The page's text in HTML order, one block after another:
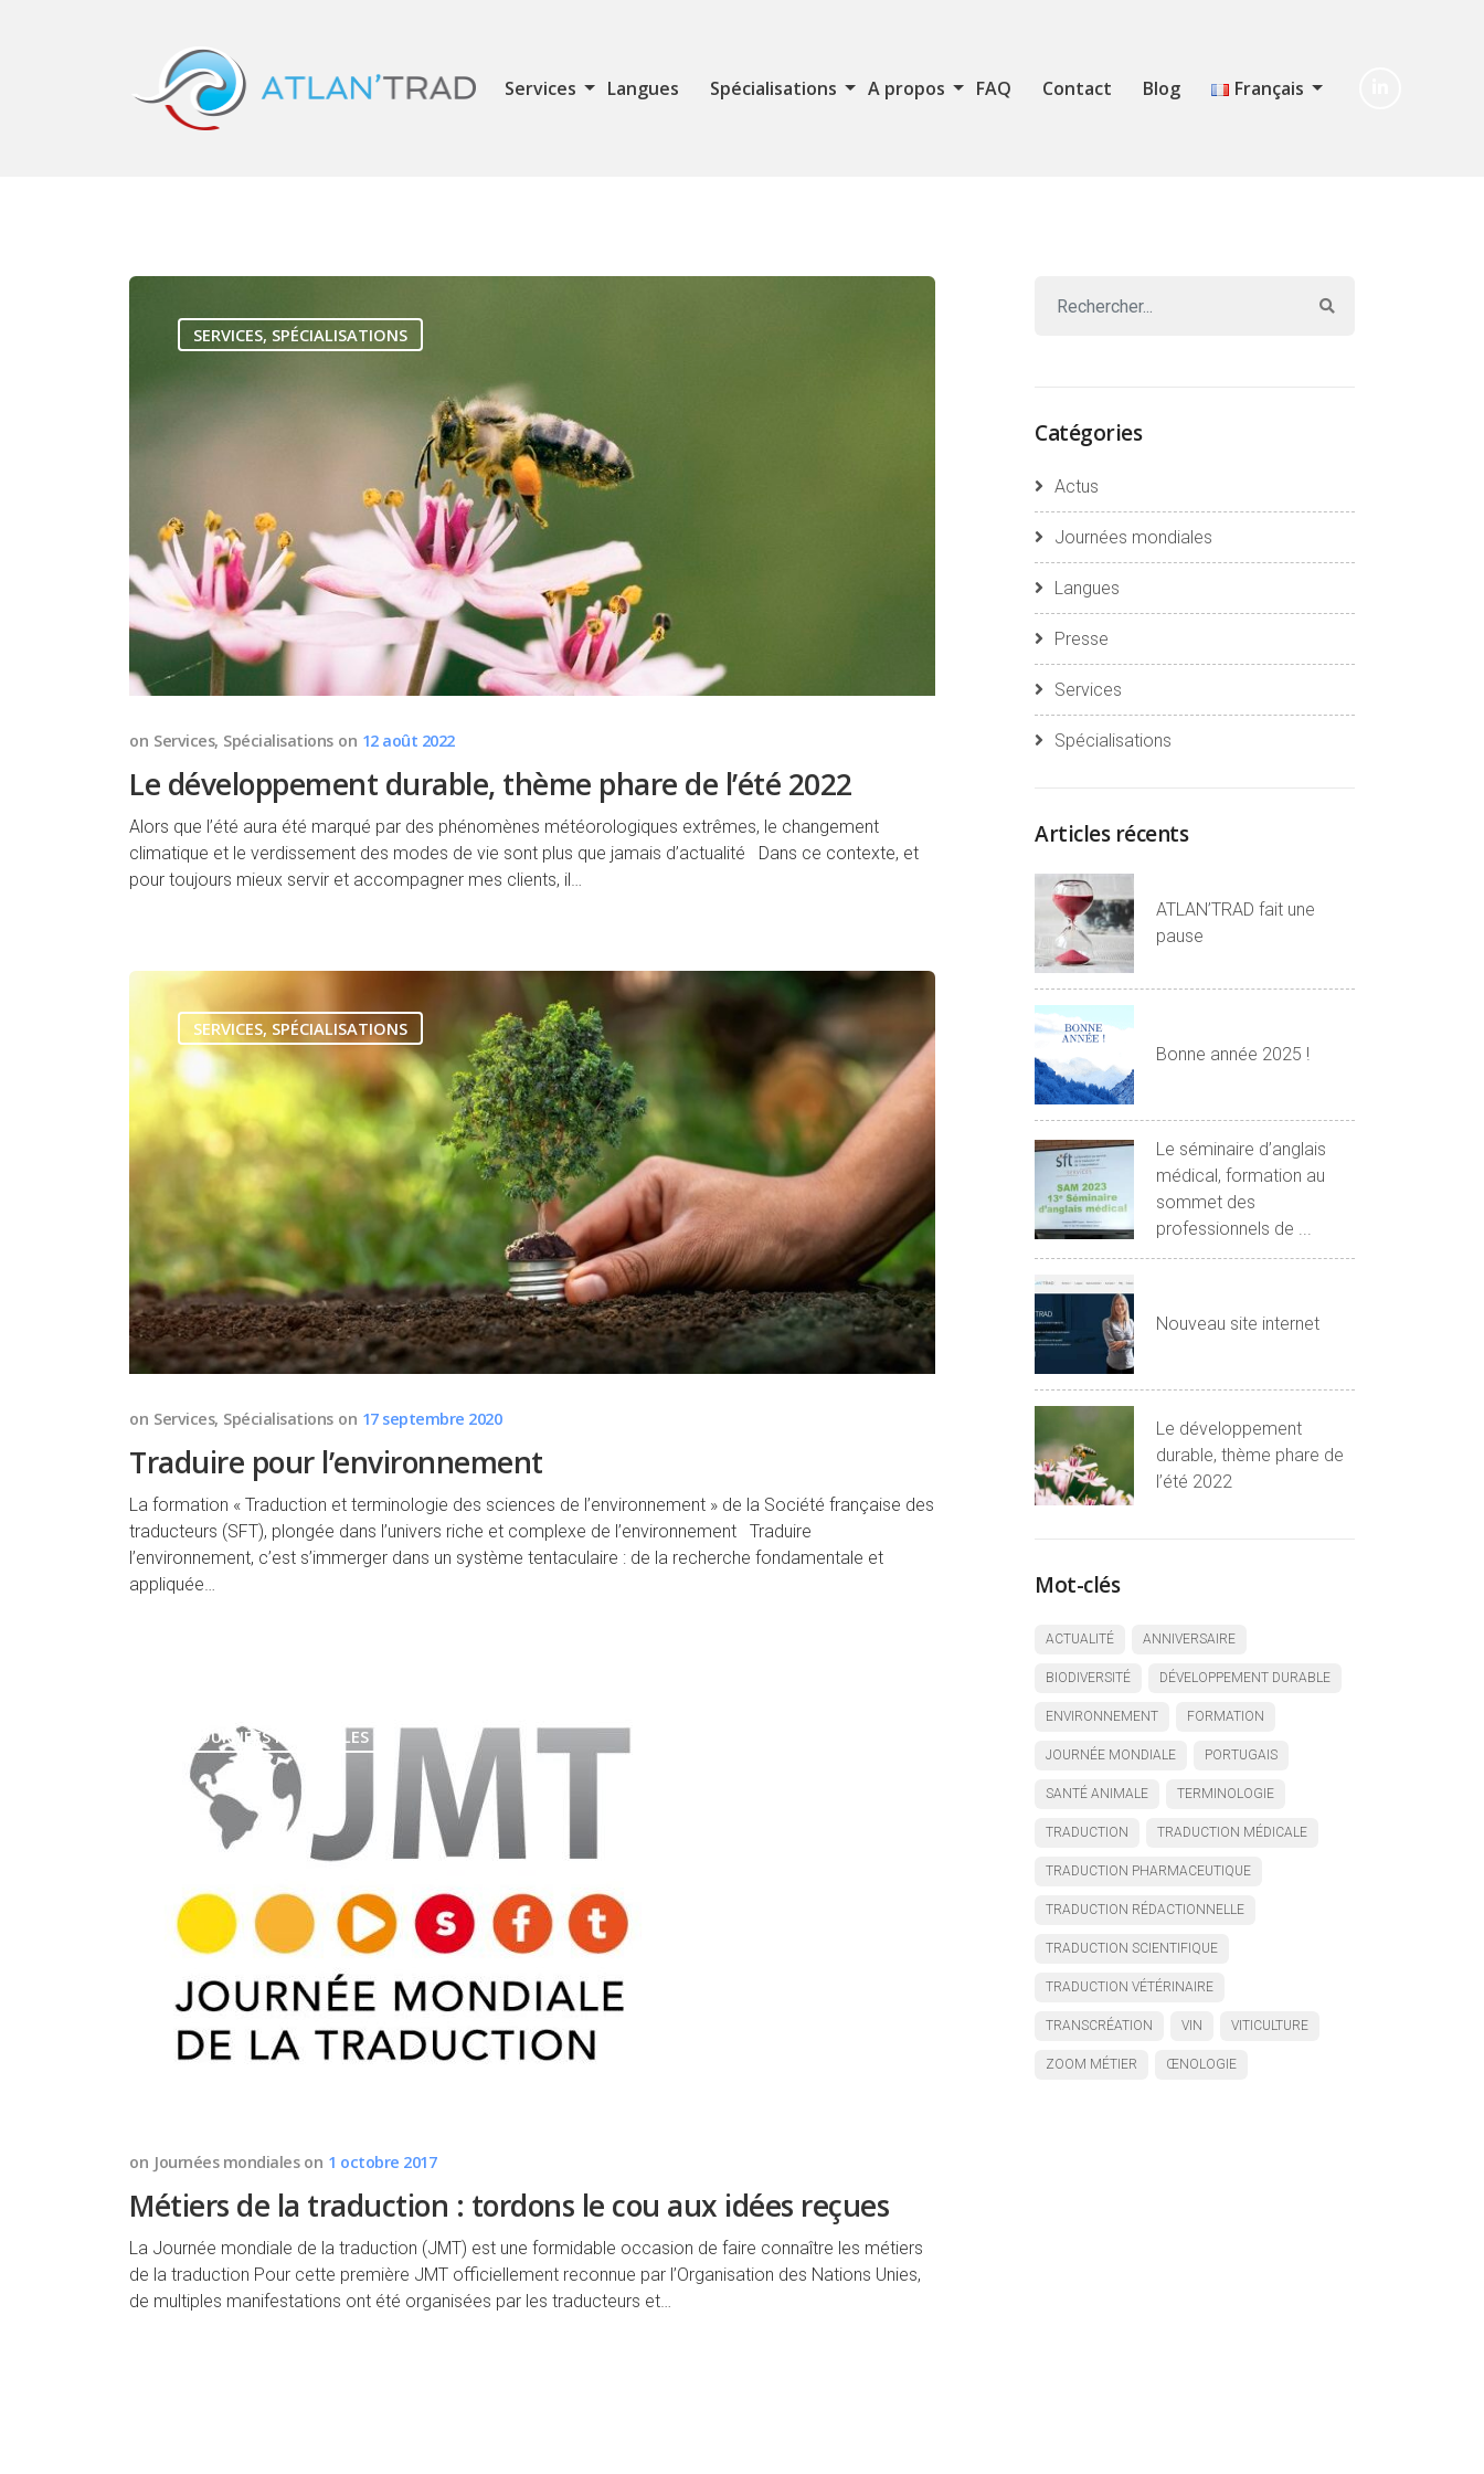
Services Langues Spécialisations A propos FAQ Contact Blog Français
SERVICES, SPÉCIALISATIONS
on Services, Spécialisationson 12 août 2022
Le développement durable, thème phare de l’été 2022
Alors que l’été aura été marqué par des phénomènes météorologiques extrêmes, le changement
climatique et le verdissement des modes de vie sont plus que jamais d’actualité Dans ce contexte, et
pour toujours mieux servir et accompagner mes clients, il…
SERVICES, SPÉCIALISATIONS
on Services, Spécialisationson 17 septembre 2020
Traduire pour l’environnement
La formation « Traduction et terminologie des sciences de l’environnement » de la Société française des
traducteurs (SFT), plongée dans l’univers riche et complexe de l’environnement Traduire
l’environnement, c’est s’immerger dans un système tentaculaire : de la recherche fondamentale et
appliquée…
JOURNÉES MONDIALES
on Journées mondialeson 1 octobre 2017
Métiers de la traduction : tordons le cou aux idées reçues
La Journée mondiale de la traduction (JMT) est une formidable occasion de faire connaître les métiers
de la traduction Pour cette première JMT officiellement reconnue par l’Organisation des Nations Unies,
de multiples manifestations ont été organisées par les traducteurs et…
Catégories
Actus
Journées mondiales
Langues
Presse
Services
Spécialisations
Articles récents
ATLAN’TRAD fait une
pause
Bonne année 2025 !
Le séminaire d’anglais
médical, formation au
sommet des
professionnels de ...
Nouveau site internet
Le développement
durable, thème phare de
l’été 2022
Mot-clés
ACTUALITÉ ANNIVERSAIRE
BIODIVERSITÉ DÉVELOPPEMENT DURABLE
ENVIRONNEMENT FORMATION
JOURNÉE MONDIALE PORTUGAIS
SANTÉ ANIMALE TERMINOLOGIE
TRADUCTION TRADUCTION MÉDICALE
TRADUCTION PHARMACEUTIQUE
TRADUCTION RÉDACTIONNELLE
TRADUCTION SCIENTIFIQUE
TRADUCTION VÉTÉRINAIRE
TRANSCRÉATION VIN VITICULTURE
ZOOM MÉTIER ŒNOLOGIE